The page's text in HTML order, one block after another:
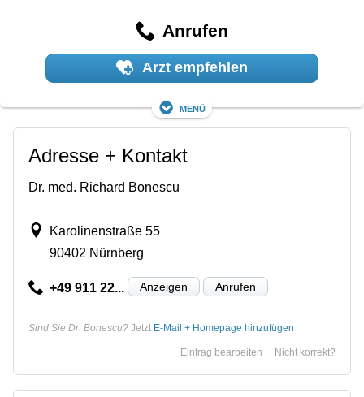
Anrufen
Arzt empfehlen
Menü
Adresse + Kontakt
Dr. med. Richard Bonescu
Karolinenstraße 55
90402 Nürnberg
+49 911 22... Anzeigen Anrufen
Sind Sie Dr. Bonescu? Jetzt E-Mail + Homepage hinzufügen
Nicht korrekt?
Eintrag bearbeiten